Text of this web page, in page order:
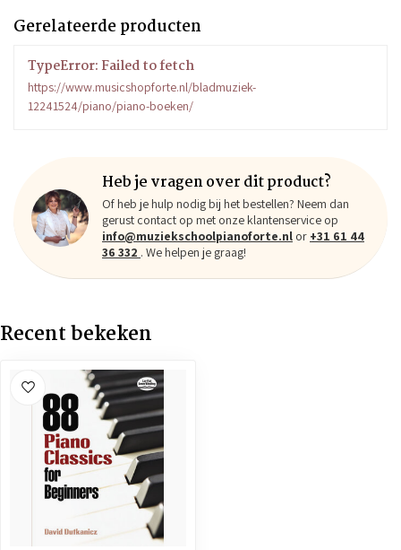
Gerelateerde producten
TypeError: Failed to fetch
https://www.musicshopforte.nl/bladmuziek-
12241524/piano/piano-boeken/
Heb je vragen over dit product?
Of heb je hulp nodig bij het bestellen? Neem dan
gerust contact op met onze klantenservice op
info@muziekschoolpianoforte.nl or +31 61 44
36 332 . We helpen je graag!
Recent bekeken